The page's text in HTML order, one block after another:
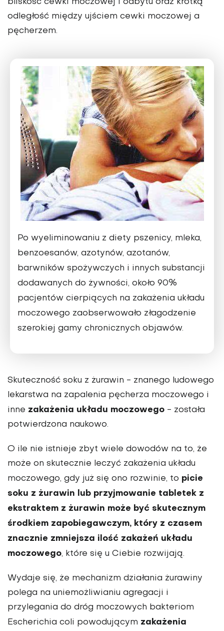
bliskość cewki moczowej i odbytu oraz krótką
odległość między ujściem cewki moczowej a
pęcherzem.
Po wyeliminowaniu z diety pszenicy, mleka,
benzoesanów, azotynów, azotanów,
barwników spożywczych i innych substancji
dodawanych do żywności, około 90%
pacjentów cierpiących na zakażenia układu
moczowego zaobserwowało złagodzenie
szerokiej gamy chronicznych objawów.
Skuteczność soku z żurawin - znanego ludowego
lekarstwa na zapalenia pęcherza moczowego i
inne zakażenia układu moczowego - została
potwierdzona naukowo.
O ile nie istnieje zbyt wiele dowodów na to, że
może on skutecznie leczyć zakażenia układu
moczowego, gdy już się ono rozwinie, to picie
soku z żurawin lub przyjmowanie tabletek z
ekstraktem z żurawin może być skutecznym
środkiem zapobiegawczym, który z czasem
znacznie zmniejsza ilość zakażeń układu
moczowego, które się u Ciebie rozwijają.
Wydaje się, że mechanizm działania żurawiny
polega na uniemożliwianiu agregacji i
przylegania do dróg moczowych bakteriom
Escherichia coli powodującym zakażenia